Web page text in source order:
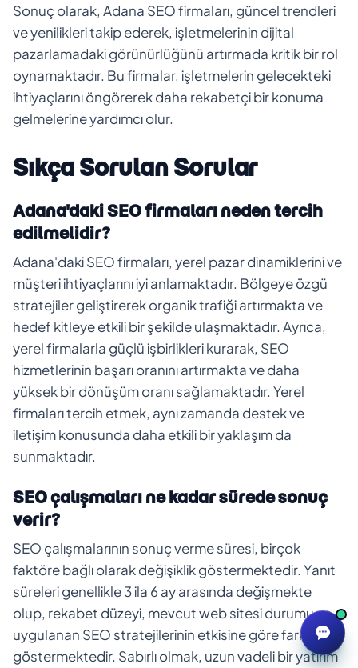
Sonuç olarak, Adana SEO firmaları, güncel trendleri
ve yenilikleri takip ederek, işletmelerinin dijital
pazarlamadaki görünürlüğünü artırmada kritik bir rol
oynamaktadır. Bu firmalar, işletmelerin gelecekteki
ihtiyaçlarını öngörerek daha rekabetçi bir konuma
gelmelerine yardımcı olur.
Sıkça Sorulan Sorular
Adana'daki SEO firmaları neden tercih
edilmelidir?
Adana'daki SEO firmaları, yerel pazar dinamiklerini ve
müşteri ihtiyaçlarını iyi anlamaktadır. Bölgeye özgü
stratejiler geliştirerek organik trafiği artırmakta ve
hedef kitleye etkili bir şekilde ulaşmaktadır. Ayrıca,
yerel firmalarla güçlü işbirlikleri kurarak, SEO
hizmetlerinin başarı oranını artırmakta ve daha
yüksek bir dönüşüm oranı sağlamaktadır. Yerel
firmaları tercih etmek, aynı zamanda destek ve
iletişim konusunda daha etkili bir yaklaşım da
sunmaktadır.
SEO çalışmaları ne kadar sürede sonuç
verir?
SEO çalışmalarının sonuç verme süresi, birçok
faktöre bağlı olarak değişiklik göstermektedir. Yanıt
süreleri genellikle 3 ila 6 ay arasında değişmekte
olup, rekabet düzeyi, mevcut web sitesi durumu ve
uygulanan SEO stratejilerinin etkisine göre farklılık
göstermektedir. Sabırlı olmak, uzun vadeli bir yatırım